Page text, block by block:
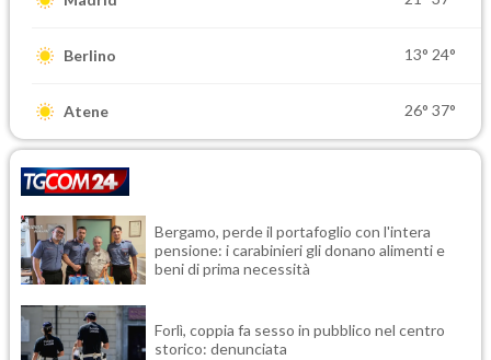
Berlino 13° 24°
Atene 26° 37°
Bergamo, perde il portafoglio con l'intera
pensione: i carabinieri gli donano alimenti e
beni di prima necessità
Forlì, coppia fa sesso in pubblico nel centro
storico: denunciata